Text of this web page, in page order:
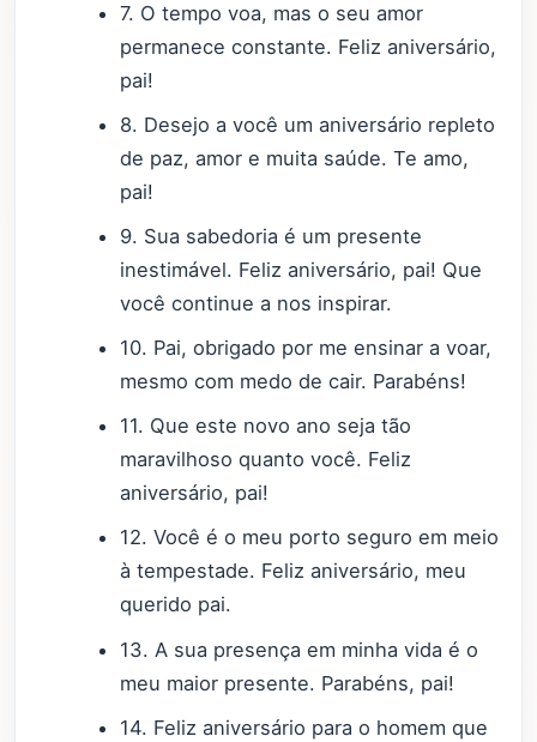
7. O tempo voa, mas o seu amor
permanece constante. Feliz aniversário,
pai!
8. Desejo a você um aniversário repleto
de paz, amor e muita saúde. Te amo,
pai!
9. Sua sabedoria é um presente
inestimável. Feliz aniversário, pai! Que
você continue a nos inspirar.
10. Pai, obrigado por me ensinar a voar,
mesmo com medo de cair. Parabéns!
11. Que este novo ano seja tão
maravilhoso quanto você. Feliz
aniversário, pai!
12. Você é o meu porto seguro em meio
à tempestade. Feliz aniversário, meu
querido pai.
13. A sua presença em minha vida é o
meu maior presente. Parabéns, pai!
14. Feliz aniversário para o homem que